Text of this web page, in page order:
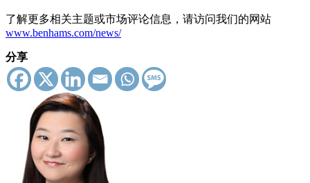
了解更多相关主题或市场评论信息，请访问我们的网站
www.benhams.com/news/
分享